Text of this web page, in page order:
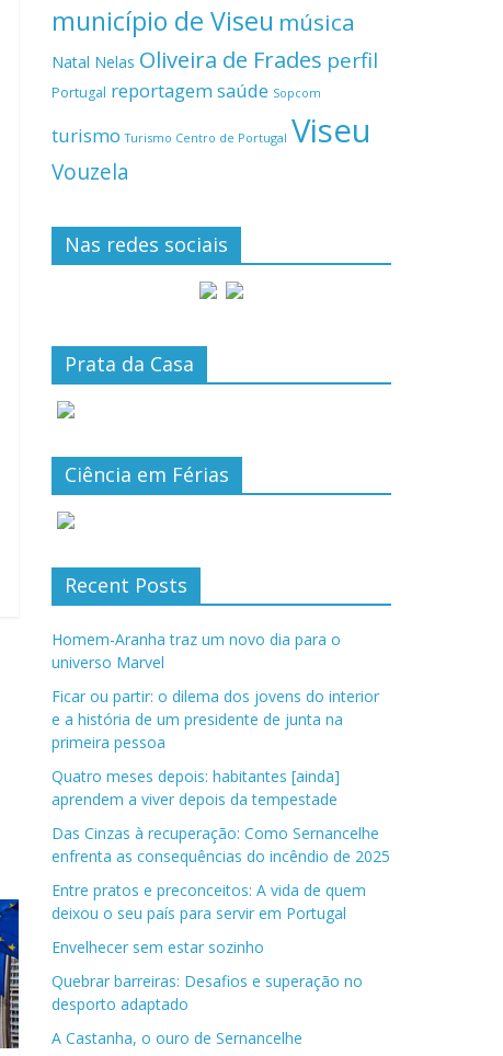
município de Viseu música
Natal Nelas Oliveira de Frades perfil
Portugal reportagemsaúde Sopcom
turismo Turismo Centro de Portugal Viseu
Vouzela
Nas redes sociais
Prata da Casa
Ciência em Férias
Recent Posts
Homem-Aranha traz um novo dia para o
universo Marvel
Ficar ou partir: o dilema dos jovens do interior
e a história de um presidente de junta na
primeira pessoa
Quatro meses depois: habitantes [ainda]
aprendem a viver depois da tempestade
Das Cinzas à recuperação: Como Sernancelhe
enfrenta as consequências do incêndio de 2025
Entre pratos e preconceitos: A vida de quem
deixou o seu país para servir em Portugal
Envelhecer sem estar sozinho
Quebrar barreiras: Desafios e superação no
desporto adaptado
A Castanha, o ouro de Sernancelhe